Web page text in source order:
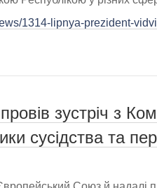
1314-lipnya-prezident-
зустріч з
сусідства та